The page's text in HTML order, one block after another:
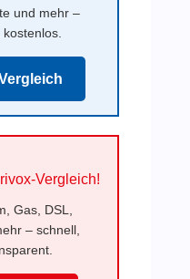
und mehr –
Vergleich!
Gas, DSL,
– schnell,